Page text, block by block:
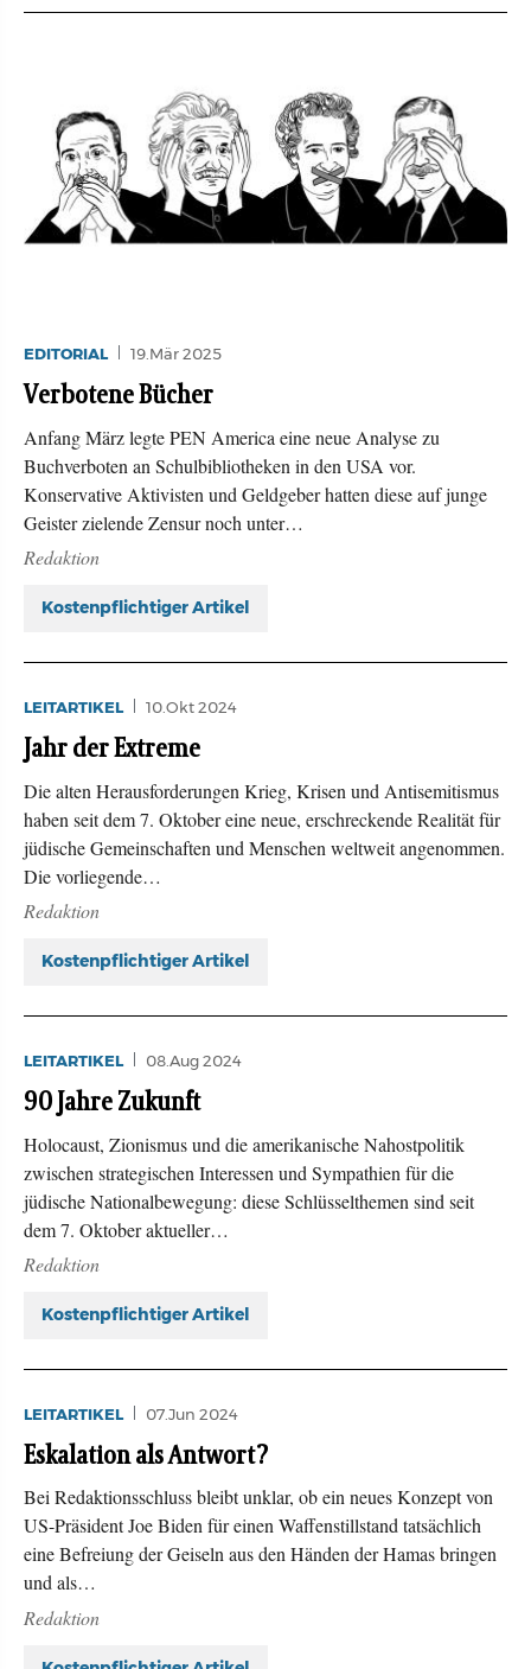
EDITORIAL 19.Mär 2025
Verbotene Bücher
Anfang März legte PEN America eine neue Analyse zu
Buchverboten an Schulbibliotheken in den USA vor.
Konservative Aktivisten und Geldgeber hatten diese auf junge
Geister zielende Zensur noch unter…
Redaktion
Kostenpflichtiger Artikel
LEITARTIKEL 10.Okt 2024
Jahr der Extreme
Die alten Herausforderungen Krieg, Krisen und Antisemitismus
haben seit dem 7. Oktober eine neue, erschreckende Realität für
jüdische Gemeinschaften und Menschen weltweit angenommen.
Die vorliegende…
Redaktion
Kostenpflichtiger Artikel
LEITARTIKEL 08.Aug 2024
90 Jahre Zukunft
Holocaust, Zionismus und die amerikanische Nahostpolitik
zwischen strategischen Interessen und Sympathien für die
jüdische Nationalbewegung: diese Schlüsselthemen sind seit
dem 7. Oktober aktueller…
Redaktion
Kostenpflichtiger Artikel
LEITARTIKEL 07.Jun 2024
Eskalation als Antwort?
Bei Redaktionsschluss bleibt unklar, ob ein neues Konzept von
US-Präsident Joe Biden für einen Waffenstillstand tatsächlich
eine Befreiung der Geiseln aus den Händen der Hamas bringen
und als…
Redaktion